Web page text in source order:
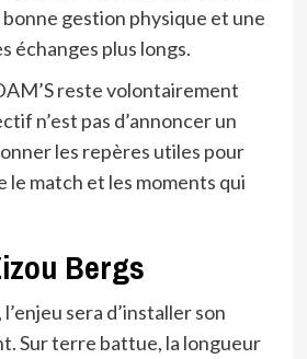
gestion physique et une
échanges plus longs.
reste volontairement
n’est pas d’annoncer un
les repères utiles pour
le match et les moments qui
Bergs
, l’enjeu sera d’installer son
Sur terre battue, la longueur